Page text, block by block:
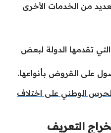
من الخدمات الأخرى
تقدمها الدولة لبعض
على القروض بأنواعها.
الوطني على اختلاف
التعريف